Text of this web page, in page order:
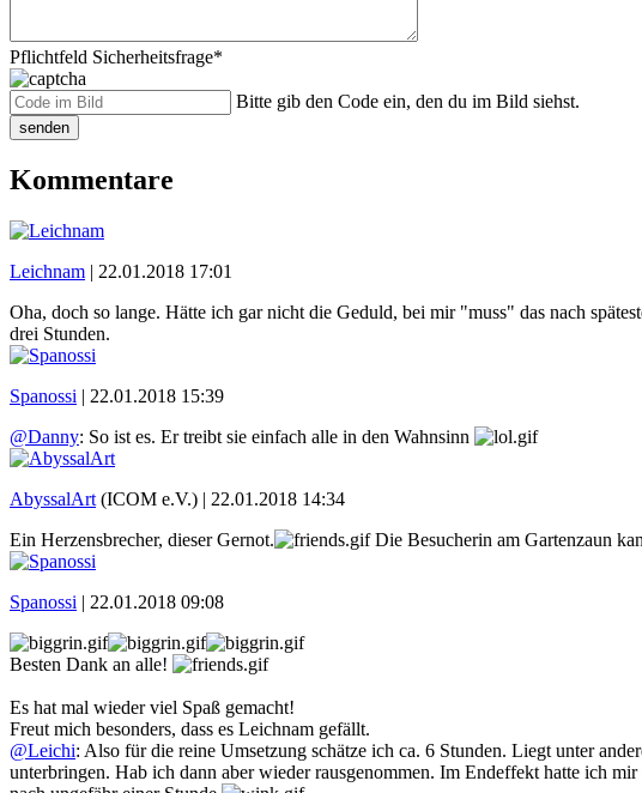
Pflichtfeld Sicherheitsfrage*
Bitte gib den Code ein, den du im Bild siehst.
senden
Kommentare
Leichnam | 22.01.2018 17:01
Oha, doch so lange. Hätte ich gar nicht die Geduld, bei mir "muss" das nach
drei Stunden.
Spanossi | 22.01.2018 15:39
@Danny: So ist es. Er treibt sie einfach alle in den Wahnsinn
AbyssalArt (ICOM e.V.) | 22.01.2018 14:34
Ein Herzensbrecher, dieser Gernot.
Die Besucherin am Gartenzaun
Spanossi | 22.01.2018 09:08
Besten Dank an alle!
Es hat mal wieder viel Spaß gemacht!
Freut mich besonders, dass es Leichnam gefällt.
@Leichi: Also für die reine Umsetzung schätze ich ca. 6 Stunden. Liegt unter
unterbringen. Hab ich dann aber wieder rausgenommen. Im Endeffekt hatte ich